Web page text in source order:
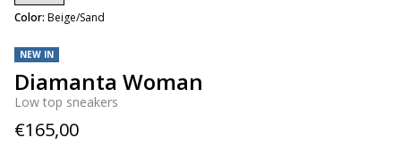
NEW IN
Diamanta Woman
Low top sneakers
€165,00
Color: Beige/Sand
selected